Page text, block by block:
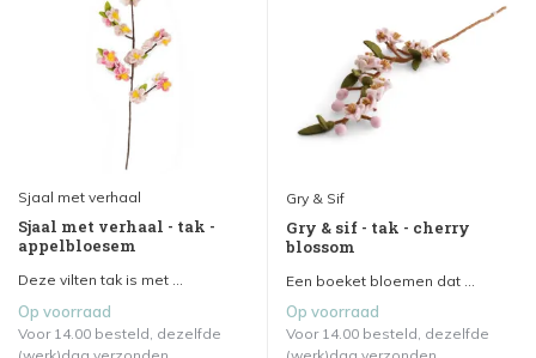
Sjaal met verhaal
Sjaal met verhaal - tak -
appelbloesem
Deze vilten tak is met ...
Op voorraad
Voor 14.00 besteld, dezelfde
Gry & Sif
Gry & sif - tak - cherry
blossom
Een boeket bloemen dat ...
Op voorraad
Voor 14.00 besteld, dezelfde